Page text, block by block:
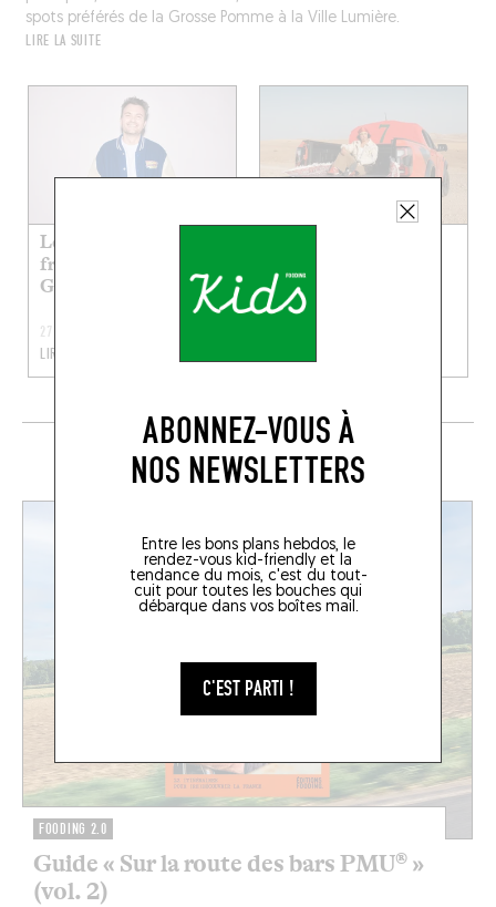
ABONNEZ-VOUS À
NOS NEWSLETTERS
Entre les bons plans hebdos, le
rendez-vous kid-friendly et la
tendance du mois, c'est du tout-
cuit pour toutes les bouches qui
débarque dans vos boîtes mail.
C'EST PARTI !
spots préférés de la Grosse Pomme à la Ville Lumière.
LIRE LA SUITE
Les restos kid-
friendly préf’ de
Guigui Pop
27 JUIL. 2026
LIRE LA SUITE
EN CE MOMENT SUR LE FOODING
FOODING 2.0
Guide « Sur la route des bars PMU® »
(vol. 2)